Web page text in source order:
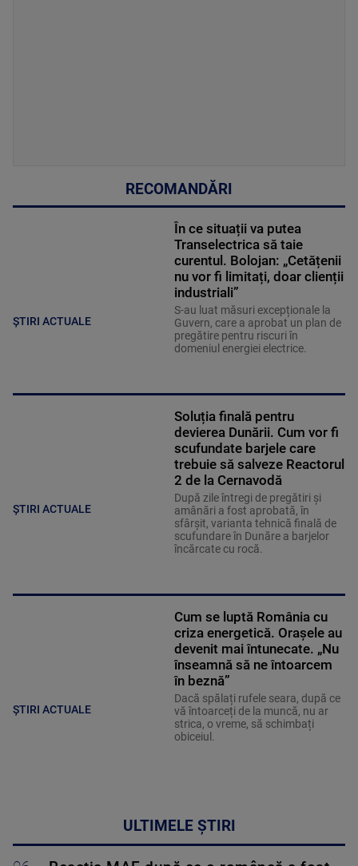
RECOMANDĂRI
ȘTIRI ACTUALE
În ce situații va putea
Transelectrica să taie
curentul. Bolojan: „Cetățenii
nu vor fi limitați, doar clienții
industriali”
S-au luat măsuri excepționale la
Guvern, care a aprobat un plan de
pregătire pentru riscuri în
domeniul energiei electrice.
ȘTIRI ACTUALE
Soluția finală pentru
devierea Dunării. Cum vor fi
scufundate barjele care
trebuie să salveze Reactorul
2 de la Cernavodă
După zile întregi de pregătiri și
amânări a fost aprobată, în
sfârșit, varianta tehnică finală de
scufundare în Dunăre a barjelor
încărcate cu rocă.
ȘTIRI ACTUALE
Cum se luptă România cu
criza energetică. Orașele au
devenit mai întunecate. „Nu
înseamnă să ne întoarcem
în beznă”
Dacă spălați rufele seara, după ce
vă întoarceți de la muncă, nu ar
strica, o vreme, să schimbați
obiceiul.
ULTIMELE ȘTIRI